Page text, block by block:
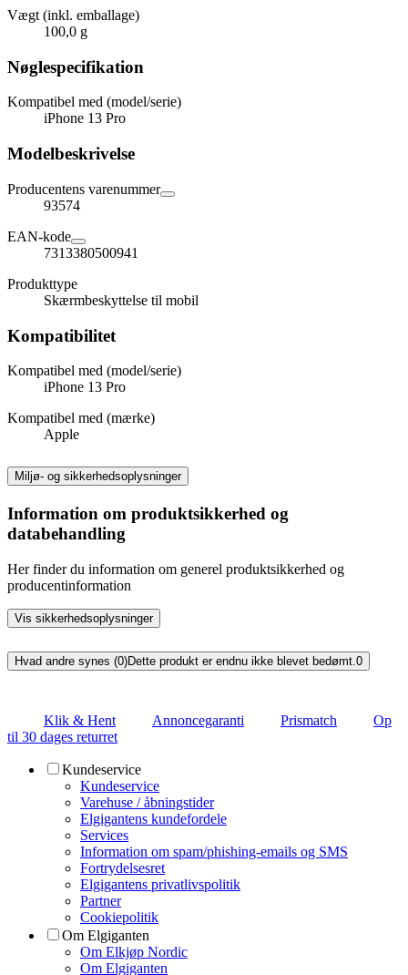
Vægt (inkl. emballage)
100,0 g
Nøglespecifikation
Kompatibel med (model/serie)
iPhone 13 Pro
Modelbeskrivelse
Producentens varenummer
93574
EAN-kode
7313380500941
Produkttype
Skærmbeskyttelse til mobil
Kompatibilitet
Kompatibel med (model/serie)
iPhone 13 Pro
Kompatibel med (mærke)
Apple
Miljø- og sikkerhedsoplysninger
Information om produktsikkerhed og
databehandling
Her finder du information om generel produktsikkerhed og
producentinformation
Vis sikkerhedsoplysninger
Hvad andre synes (0)Dette produkt er endnu ikke blevet bedømt. 0
Klik & Hent Annoncegaranti Prismatch
Op
til 30 dages returret
Kundeservice
Kundeservice
Varehuse / åbningstider
Elgigantens kundefordele
Services
Information om spam/phishing-emails og SMS
Fortrydelsesret
Elgigantens privatlivspolitik
Partner
Cookiepolitik
Om Elgiganten
Om Elkjøp Nordic
Om Elgiganten